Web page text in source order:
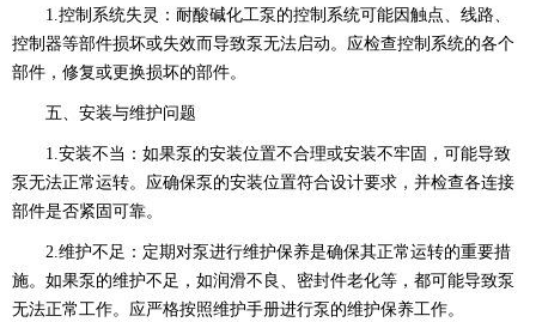
1.控制系统失灵：耐酸碱化工泵的控制系统可能因触点、线路、
控制器等部件损坏或失效而导致泵无法启动。应检查控制系统的各个
部件，修复或更换损坏的部件。
五、安装与维护问题
1.安装不当：如果泵的安装位置不合理或安装不牢固，可能导致
泵无法正常运转。应确保泵的安装位置符合设计要求，并检查各连接
部件是否紧固可靠。
2.维护不足：定期对泵进行维护保养是确保其正常运转的重要措
施。如果泵的维护不足，如润滑不良、密封件老化等，都可能导致泵
无法正常工作。应严格按照维护手册进行泵的维护保养工作。